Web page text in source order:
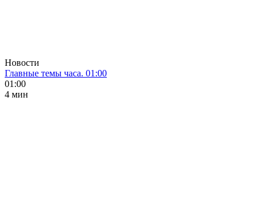
Новости
Главные темы часа. 01:00
01:00
4 мин